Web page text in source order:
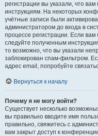
регистрации вы указали, что
инструкциям. На некоторых
учётные записи были
администратором до входа в
процессе регистрации. Если
следуйте полученным
то возможно, что вы указали
заблокирован спам-фильтром.
адрес email, попробуйте
Вернуться к началу
Почему я не могу войти?
Существует несколько
вы правильно вводите имя
правильно, свяжитесь с
вам закрыт доступ к